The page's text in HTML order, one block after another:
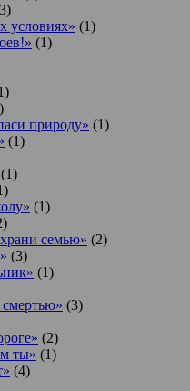
условиях» (1)
(1)
природу» (1)
(1)
(1)
(1)
семью» (2)
(3)
(1)
(3)
(2)
ты» (1)
(4)